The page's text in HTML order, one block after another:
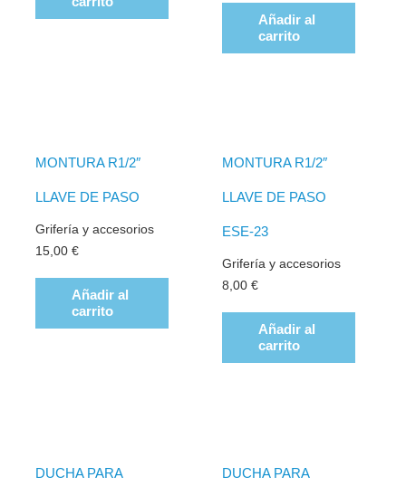
Añadir al
carrito
MONTURA R1/2″
LLAVE DE PASO
Grifería y accesorios
15,00€
Añadir al
carrito
MONTURA R1/2″
LLAVE DE PASO
ESE-23
Grifería y accesorios
8,00 €
Añadir al
carrito
DUCHA PARA DUCHA PARA